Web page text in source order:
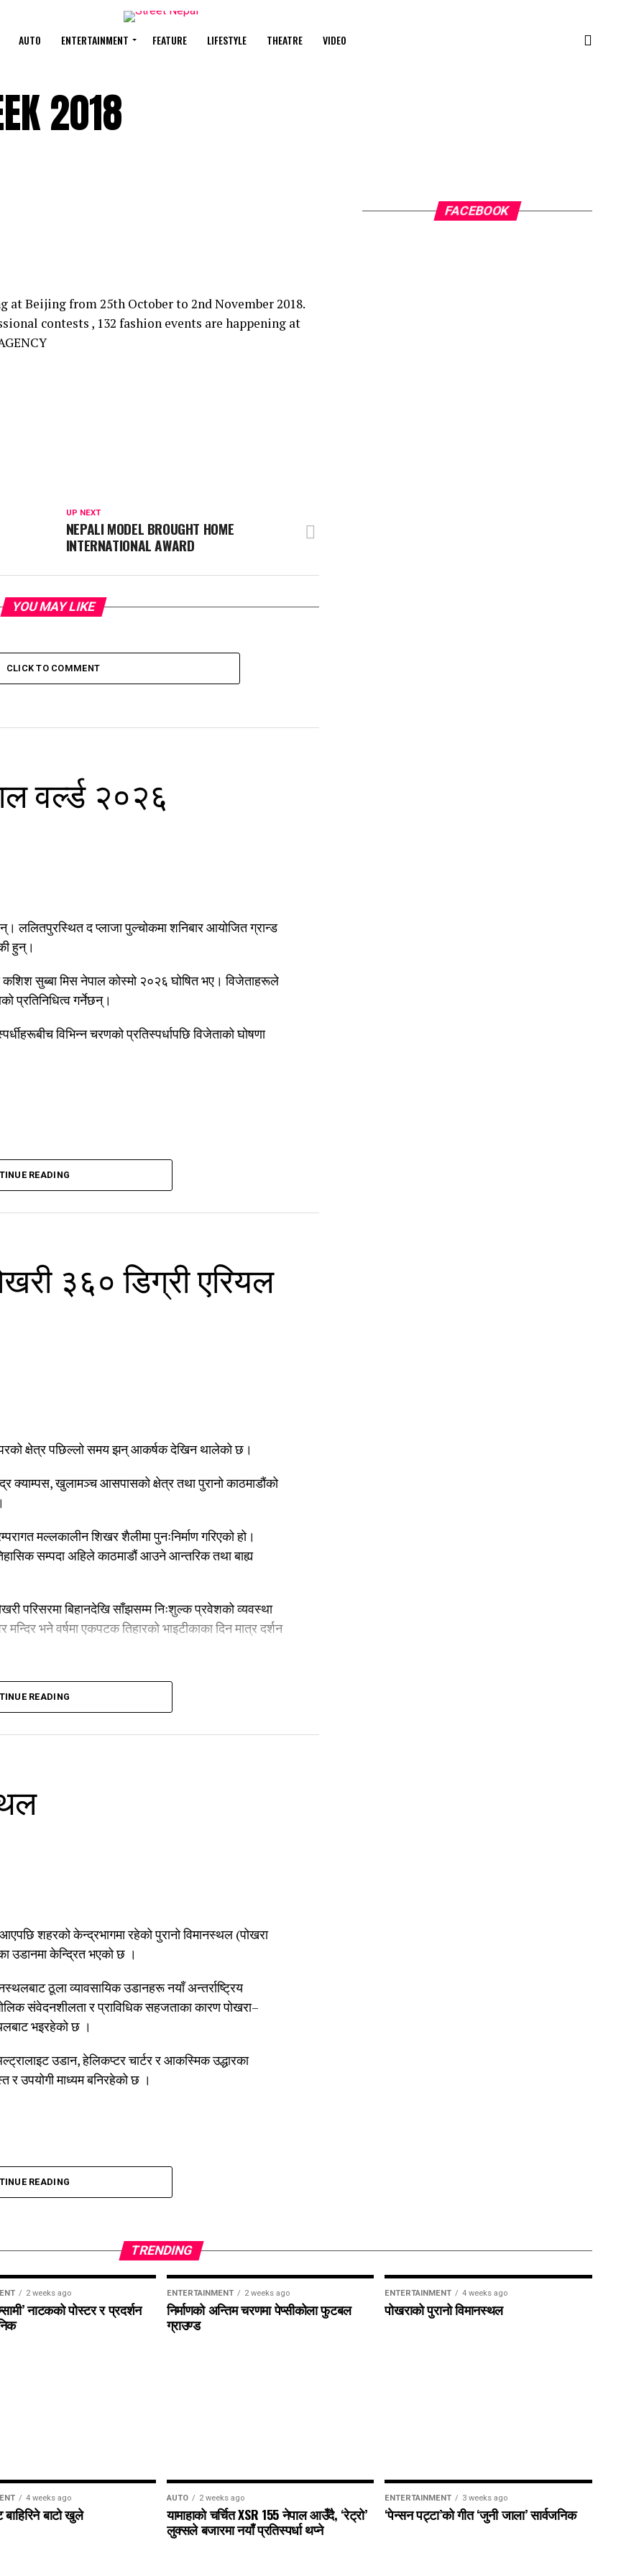
AUTO ENTERTAINMENT FEATURE LIFESTYLE THEATRE VIDEO
2018
at Beijing from 25th October to 2nd November 2018.
contests , 132 fashion events are happening at
UP NEXT
NEPALI MODEL BROUGHT HOME
INTERNATIONAL AWARD
YOU MAY LIKE
CLICK TO COMMENT
वर्ल्ड २०२६
ललितपुरस्थित द प्लाजा पुल्चोकमा शनिबार आयोजित ग्रान्ड
हुन्।
सुब्बा मिस नेपाल कोस्मो २०२६ घोषित भए। विजेताहरूले
प्रतिनिधित्व गर्नेछन्।
विभिन्न चरणको प्रतिस्पर्धापछि विजेताको घोषणा
READING
३६० डिग्री एरियल
क्षेत्र पछिल्लो समय झन् आकर्षक देखिन थालेको छ।
क्याम्पस, खुलामञ्च आसपासको क्षेत्र तथा पुरानो काठमाडौंको
मल्लकालीन शिखर शैलीमा पुनःनिर्माण गरिएको हो।
सम्पदा अहिले काठमाडौं आउने आन्तरिक तथा बाह्य
परिसरमा बिहानदेखि साँझसम्म निःशुल्क प्रवेशको व्यवस्था
भने वर्षमा एकपटक तिहारको भाइटीकाका दिन मात्र दर्शन
कारण रानीपोखरीको सौन्दर्य अझ निखारिएको छ।
काठमाडौं उपत्यकाको प्रमुख पर्यटकीय गन्तव्यका रूपमा
READING
शहरको केन्द्रभागमा रहेको पुरानो विमानस्थल (पोखरा
उडानमा केन्द्रित भएको छ ।
ठूला व्यावसायिक उडानहरू नयाँ अन्तर्राष्ट्रिय
संवेदनशीलता र प्राविधिक सहजताका कारण पोखरा–
भइरहेको छ ।
उडान, हेलिकप्टर चार्टर र आकस्मिक उद्धारका
र उपयोगी माध्यम बनिरहेको छ ।
READING
FACEBOOK
TRENDING
2 weeks ago
नाटकको पोस्टर र प्रदर्शन
ENTERTAINMENT 2 weeks ago
निर्माणको अन्तिम चरणमा पेप्सीकोला फुटबल
ग्राउण्ड
ENTERTAINMENT 4 weeks ago
पोखराको पुरानो विमानस्थल
4 weeks ago
बाहिरिने बाटो खुले
AUTO 2 weeks ago
यामाहाको चर्चित XSR 155 नेपाल आउँदै, ‘रेट्रो’
लुक्सले बजारमा नयाँ प्रतिस्पर्धा थप्ने
ENTERTAINMENT 3 weeks ago
‘पेन्सन पट्टा’को गीत ‘जुनी जाला’ सार्वजनिक